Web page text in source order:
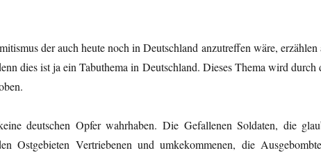
der auch heute noch in Deutschland anzutreffen wäre,
dies ist ja ein Tabuthema in Deutschland. Dieses Thema wird durch
deutschen Opfer wahrhaben. Die Gefallenen Soldaten, die
Ostgebieten Vertriebenen und umkekommenen, die